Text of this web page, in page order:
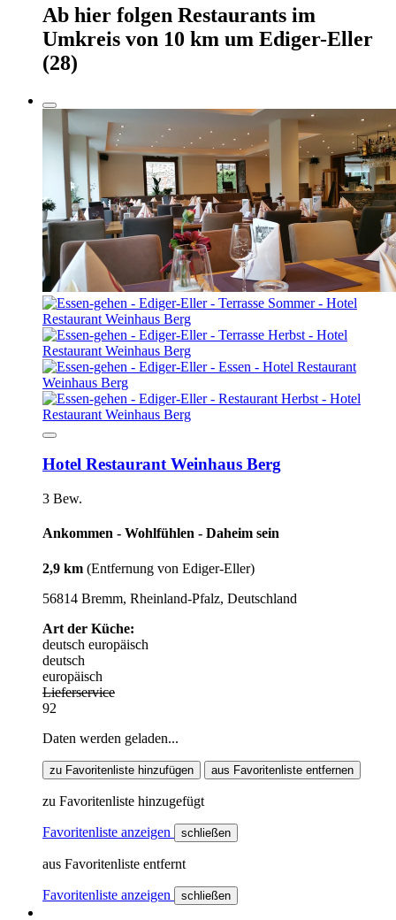
Ab hier folgen Restaurants im
Umkreis von 10 km um Ediger-Eller
(28)
Hotel Restaurant Weinhaus Berg
3 Bew.
Ankommen - Wohlfühlen - Daheim sein
2,9 km (Entfernung von Ediger-Eller)
56814 Bremm, Rheinland-Pfalz, Deutschland
Art der Küche:
deutsch europäisch
deutsch
europäisch
Lieferservice
92
Daten werden geladen...
zu Favoritenliste hinzufügen aus Favoritenliste entfernen
zu Favoritenliste hinzugefügt
Favoritenliste anzeigen schließen
aus Favoritenliste entfernt
Favoritenliste anzeigen schließen